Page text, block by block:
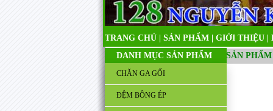
TRANG CHỦ SẢN PHẨM GIỚI THIỆU
DANH MỤC SẢN PHẨM
CHĂN GA GỐI
ĐỆM BÔNG ÉP
SẢN